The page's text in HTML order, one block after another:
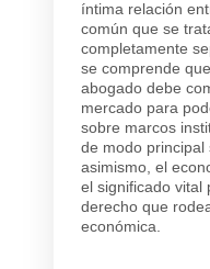
íntima relación
común que se
completamente
se comprende
abogado debe
mercado para
sobre marcos
de modo principal
asimismo, el
el significado vital
derecho que
económica.